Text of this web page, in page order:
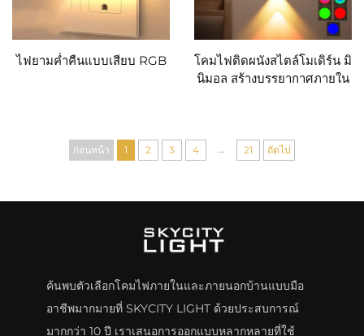
ไฟยามค่ำคืนแบบเสียบ RGB
โคมไฟติดผนังสไตล์โมเดิร์น มิ
นิมอล สร้างบรรยากาศภายใน
ก่อนหน้า 1 2 3 4 ... 21 ถัดไป
ค้นพบตัวเลือกโคมไฟภายในและภายนอกบ้านแบบมือ
อาชีพมากมายที่ SKYCITY LIGHT ด้วยประสบการณ์
มากกว่า 10 ปี เราเสนอการออกแบบหลากหลายที่ใช้